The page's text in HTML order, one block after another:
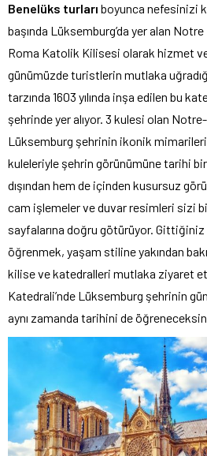
Benelüks turları boyunca nefesinizi
başında Lüksemburg’da yer alan
Roma Katolik Kilisesi olarak hizmet
günümüzde turistlerin mutlaka
tarzında 1603 yılında inşa edilen bu
şehrinde yer alıyor. 3 kulesi olan
Lüksemburg şehrinin ikonik
kuleleriyle şehrin görünümüne tarihi
dışından hem de içinden kusursuz
cam işlemeler ve duvar resimleri sizi
sayfalarına doğru götürüyor.
öğrenmek, yaşam stiline yakından
kilise ve katedralleri mutlaka ziyaret
Katedrali’nde Lüksemburg şehrinin
aynı zamanda tarihini de